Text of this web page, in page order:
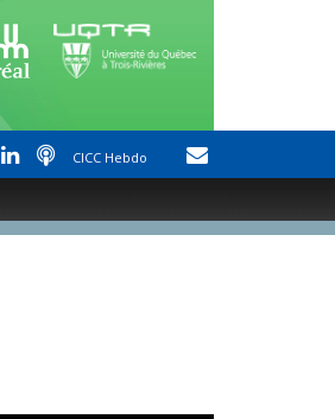
CICC Hebdo